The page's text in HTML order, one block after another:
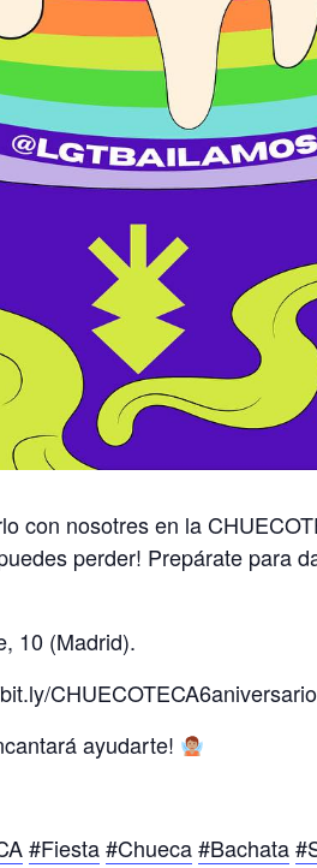
con nosotres en la
perder! Prepárate para
10 (Madrid).
CHUECOTECA6aniversario
ayudarte!
#Fiesta#Chueca#Bachata